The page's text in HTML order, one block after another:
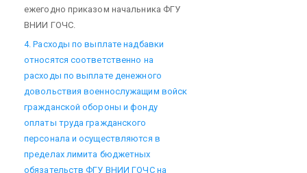
ежегодно приказом начальника ФГУ
ВНИИ ГОЧС.
4. Расходы по выплате надбавки
относятся соответственно на
расходы по выплате денежного
довольствия военнослужащим войск
гражданской обороны и фонду
оплаты труда гражданского
персонала и осуществляются в
пределах лимита бюджетных
обязательств ФГУ ВНИИ ГОЧС на